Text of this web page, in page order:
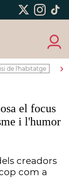
de l'habitatge ›
el focus
i l'humor
creadors
com a